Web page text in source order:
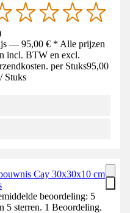
— 95,00 € * Alle prijzen
incl. BTW en excl.
per Stuks95,00
/ Stuks
Cay 30x30x10 cm
beoordeling: 5
5 sterren. 1 Beoordeling.